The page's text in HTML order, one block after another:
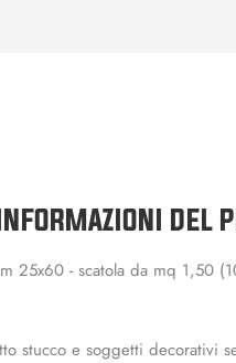
DEL
25x60 - scatola da mq 1,50
stucco e soggetti decorativi